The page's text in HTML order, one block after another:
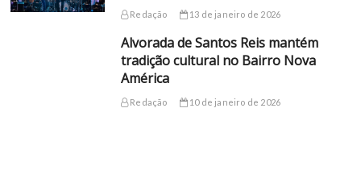
Redação 13 de janeiro de 2026
Alvorada de Santos Reis mantém
tradição cultural no Bairro Nova
América
Redação 10 de janeiro de 2026